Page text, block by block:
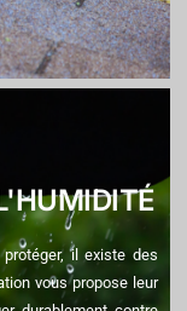
il existe des
vous propose leur